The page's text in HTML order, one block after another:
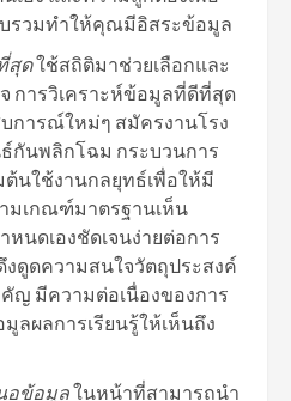
รวมทำให้คุณมีอิสระข้อมูล
สุดใช้สถิติมาช่วยเลือกและ
การวิเคราะห์ข้อมูลที่ดีที่สุด
การณ์ใหม่ๆ สมัครงานโรง
กันพลิกโฉม กระบวนการ
ต้นใช้งานกลยุทธ์เพื่อให้มี
เกณฑ์มาตรฐานเห็น
นดเองชัดเจนง่ายต่อการ
งดูดความสนใจวัตถุประสงค์
ญ มีความต่อเนื่องของการ
ลผลการเรียนรู้ให้เห็นถึง
อข้อมูลในหน้าที่สามารถนำ